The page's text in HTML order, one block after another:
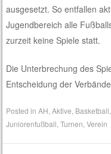
ausgesetzt. So entfallen
Jugendbereich alle
zurzeit keine Spiele statt.
Die Unterbrechung des
Entscheidung der
Posted inAH ,Aktive Basketball
Juniorenfußball ,Turnen ,Verein